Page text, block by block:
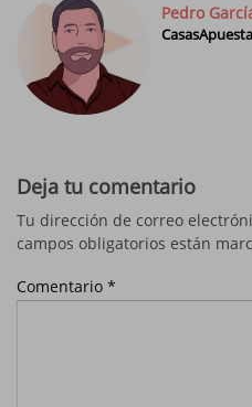
Pedro
Deja tu comentario
Tu dirección de correo
campos obligatorios están
Comentario *